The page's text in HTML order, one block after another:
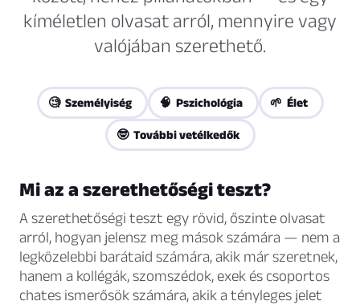
kíméletlen olvasat arról, mennyire vagy
valójában szerethető.
🧐 Személyiség 🧠 Pszichológia 🌱 Élet
🤓 További vetélkedők
Mi az a szerethetőségi teszt?
A szerethetőségi teszt egy rövid, őszinte olvasat
arról, hogyan jelensz meg mások számára — nem a
legközelebbi barátaid számára, akik már szeretnek,
hanem a kollégák, szomszédok, exek és csoportos
chates ismerősök számára, akik a tényleges jelet